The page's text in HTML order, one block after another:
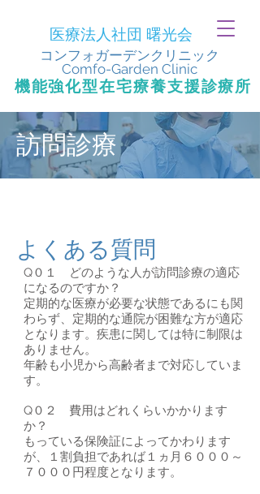
​コンフォガーデンクリニック
Comfo-Garden Clinic
​機能強化型在宅療養支援診療所
医療法人社団 曙光会
訪問診療
​よくある質問
Q０１ どのような人が訪問診療の適応
になるのですか？
定期的な医療が必要な状態であるにも関
わらず、定期的な通院が困難な方が適応
となります。疾患に関しては特に制限は
ありません。
年齢も小児から高齢者まで対応していま
す。
Q０２ 費用はどれくらいかかります
か？
もっている保険証によってかわります
が、１割負担であれば１ヵ月６０００～
７０００円程度となります。